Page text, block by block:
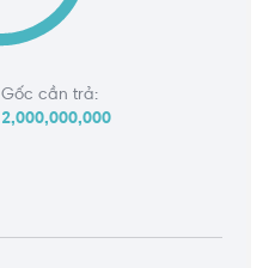
Gốc cần trả:
2,000,000,000